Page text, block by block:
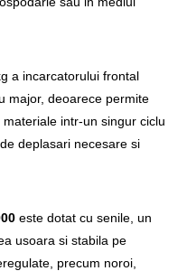
a incarcatorului frontal
major, deoarece permite
intr-un singur ciclu
deplasari necesare si
este dotat cu senile, un
usoara si stabila pe
precum noroi,